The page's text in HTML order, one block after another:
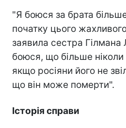
"Я боюся за брата
початку цього
заявила сестра Гілмана
боюся, що більше ніколи
якщо росіяни його не
що він може померти".
Історія справи